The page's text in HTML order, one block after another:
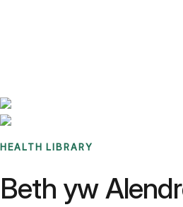
HEALTH LIBRARY
Beth yw